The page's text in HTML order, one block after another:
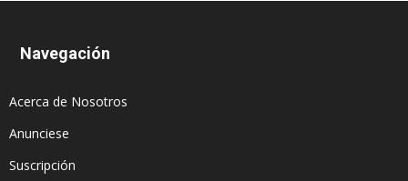
Navegación
Acerca de Nosotros
Anunciese
Suscripción